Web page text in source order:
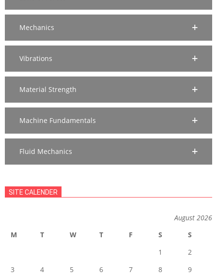
Mechanics
Vibrations
Material Strength
Machine Fundamentals
Fluid Mechanics
SITE CALENDER
August 2026
M
T W T F S
S
1
2
3
4 5 6 7 8
9